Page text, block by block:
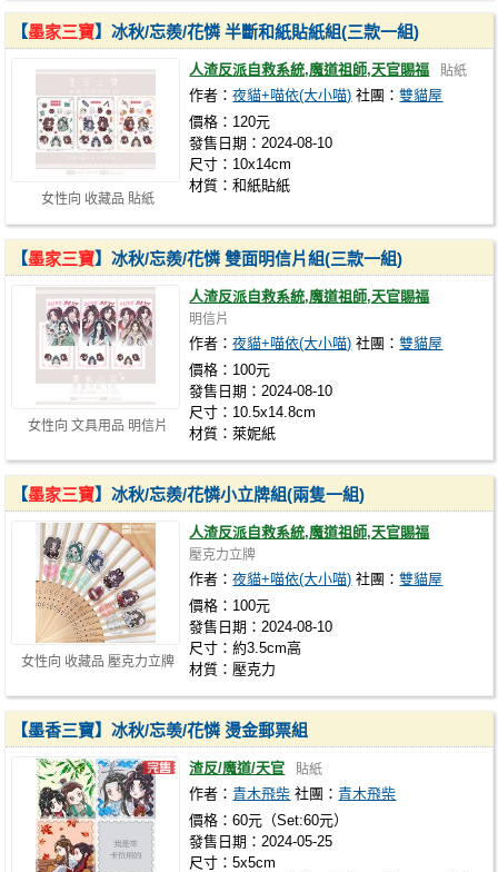
女性向 收藏品 貼紙
【墨家三寶】冰秋/忘羨/花憐 半斷和紙貼紙組(三款一組)
人渣反派自救系統,魔道祖師,天官賜福 貼紙
作者：夜貓+喵依(大小喵) 社團：雙貓屋
價格：120元
發售日期：2024-08-10
尺寸：10x14cm
材質：和紙貼紙
女性向 文具用品 明信片
【墨家三寶】冰秋/忘羨/花憐 雙面明信片組(三款一組)
人渣反派自救系統,魔道祖師,天官賜福
明信片
作者：夜貓+喵依(大小喵) 社團：雙貓屋
價格：100元
發售日期：2024-08-10
尺寸：10.5x14.8cm
材質：萊妮紙
女性向 收藏品 壓克力立牌
【墨家三寶】冰秋/忘羨/花憐小立牌組(兩隻一組)
人渣反派自救系統,魔道祖師,天官賜福
壓克力立牌
作者：夜貓+喵依(大小喵) 社團：雙貓屋
價格：100元
發售日期：2024-08-10
尺寸：約3.5cm高
材質：壓克力
【墨香三寶】冰秋/忘羡/花憐 燙金郵票組
渣反/魔道/天官 貼紙
作者：青木飛柴 社團：青木飛柴
價格：60元（Set:60元）
發售日期：2024-05-25
尺寸：5x5cm